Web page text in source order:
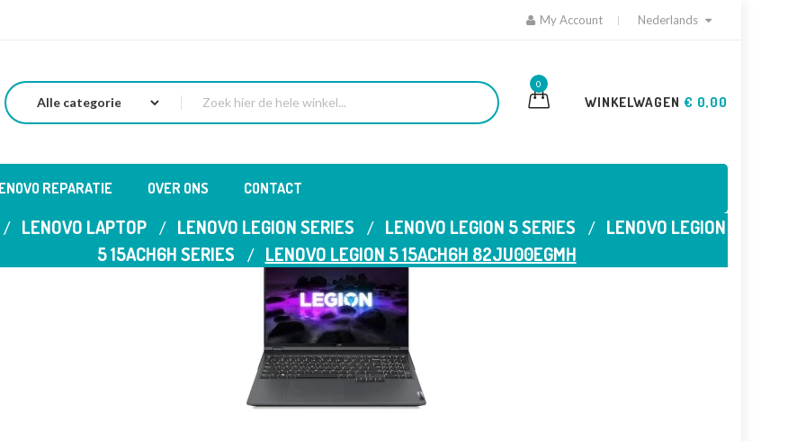
My Account Nederlands
0
WINKELWAGEN € 0,00
REPARATIE OVER ONS CONTACT
LENOVO LAPTOP LENOVO LEGION SERIES LENOVO LEGION 5 SERIES
LENOVO LEGION
5 15ACH6H SERIES
LENOVO LEGION 5 15ACH6H 82JU00EGMH